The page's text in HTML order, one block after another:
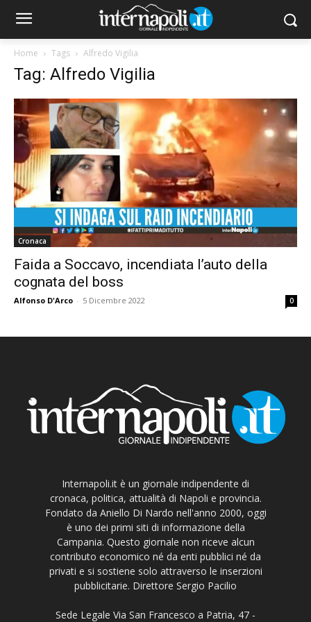
Home Tags Alfredo Vigilia
Tag: Alfredo Vigilia
Cronaca
Faida a Soccavo, incendiata l’auto della
cognata del boss
Alfonso D'Arco - 5 Dicembre 2022 0
Internapoli.it è un giornale indipendente di
cronaca, politica, attualità di Napoli e provincia.
Fondato da Aniello Di Nardo nell'anno 2000, oggi
è uno dei primi siti di informazione della
Campania. Questo giornale non riceve alcun
contributo economico né da enti pubblici né da
privati e si sostiene solo attraverso le inserzioni
pubblicitarie. Direttore Sergio Pacilio
Sede Legale Via San Francesco a Patria, 47 -